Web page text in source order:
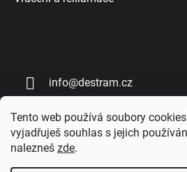
Tento web používá soubory
vyjadřuješ souhlas s jejich
nalezneš zde.
info@destram.cz
+420 727 808 809